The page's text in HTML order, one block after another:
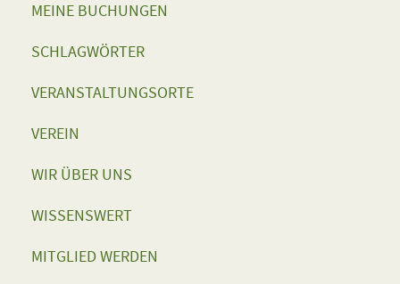
MEINE BUCHUNGEN
SCHLAGWÖRTER
VERANSTALTUNGSORTE
VEREIN
WIR ÜBER UNS
WISSENSWERT
MITGLIED WERDEN